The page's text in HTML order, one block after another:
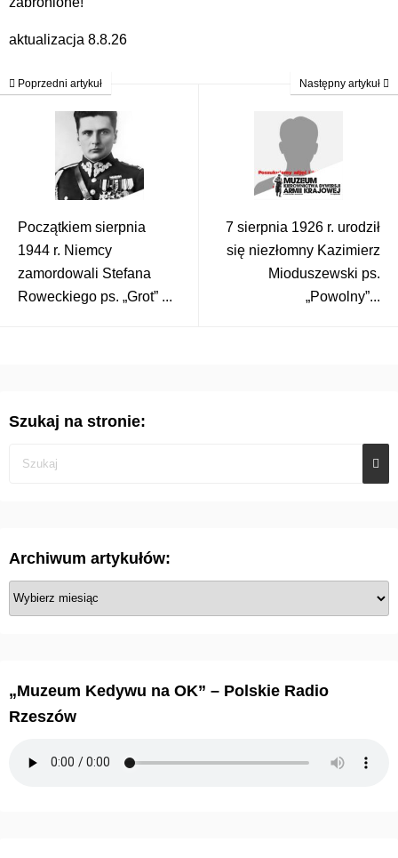
aktualizacja 8.8.26
Poprzedni artykuł
Początkiem sierpnia
1944 r. Niemcy
zamordowali Stefana
Roweckiego ps. „Grot” ...
Następny artykuł
7 sierpnia 1926 r. urodził
się niezłomny Kazimierz
Mioduszewski ps.
„Powolny”...
Szukaj na stronie:
Archiwum artykułów:
A
r
„Muzeum Kedywu na OK” – Polskie Radio
Rzeszów